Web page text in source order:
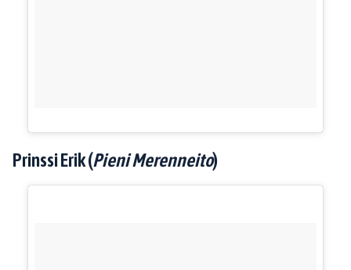
Prinssi Erik (Pieni Merenneito)